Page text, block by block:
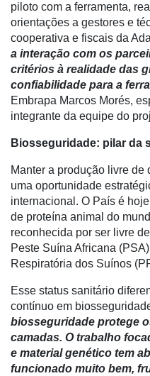
piloto com a ferramenta,
orientações a gestores e
cooperativa e fiscais da
a interação com os
critérios à realidade das
confiabilidade para a
Embrapa Marcos Morés,
integrante da equipe do
Biosseguridade: pilar da
Manter a produção livre de
uma oportunidade
internacional. O País é
de proteína animal do
reconhecida por ser livre
Peste Suína Africana
Respiratória dos Suínos
Esse status sanitário
contínuo em
biosseguridade protege
camadas. O trabalho
e material genético tem
funcionado muito bem,